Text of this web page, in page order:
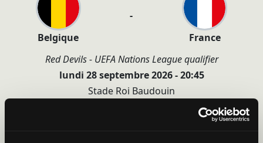
Belgique
-
France
Red Devils - UEFA Nations League qualifier
lundi 28 septembre 2026 - 20:45
Stade Roi Baudouin